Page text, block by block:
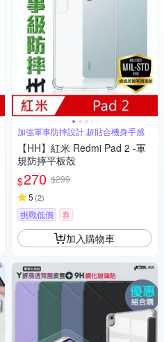
加強軍事防摔設計,超貼合機身手感
【HH】紅米 Redmi Pad 2 -軍
規防摔平板殼
$270 $299
5 (2)
挑戰低價 券
加入購物車